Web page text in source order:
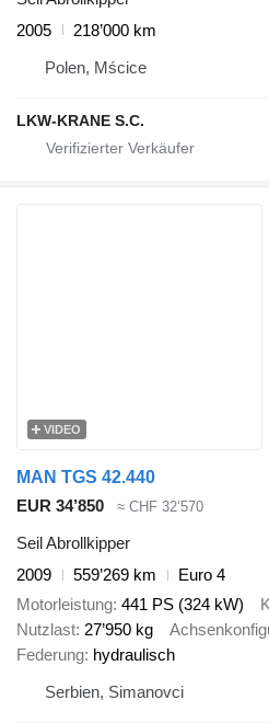
2005
218’000 km
Polen, Mścice
LKW-KRANE S.C.
VIDEO
MAN TGS 42.440
EUR 34’850
≈ CHF 32’570
Seil Abrollkipper
2009
559’269 km
Euro 4
Motorleistung 441 PS (324 kW)
Nutzlast 27’950 kg
Federung hydraulisch
Serbien, Simanovci